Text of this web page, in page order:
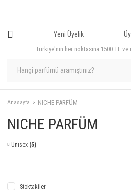
Türkiye'nin her noktasına 1500 TL ve
Yeni Üyelik
Anasayfa NICHE PARFÜM
NICHE PARFÜM
Unısex (5)
Stoktakiler